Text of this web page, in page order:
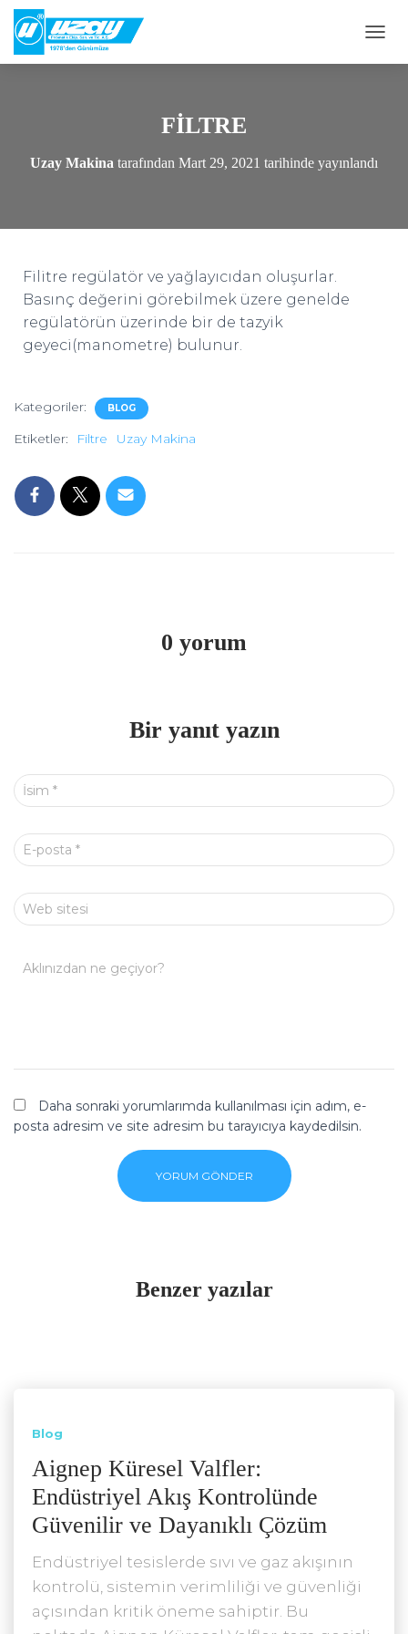
E
Ç
FİLTRE
Uzay Makina tarafından Mart 29, 2021 tarihinde yayınlandı
Filitre regülatör ve yağlayıcıdan oluşurlar.
Basınç değerini görebilmek üzere genelde
regülatörün üzerinde bir de tazyik
geyeci(manometre) bulunur.
Kategoriler: BLOG
Etiketler: Filtre Uzay Makina
0 yorum
Bir yanıt yazın
İsim *
E-posta *
Web sitesi
Aklınızdan ne geçiyor?
Daha sonraki yorumlarımda kullanılması için adım, e-
posta adresim ve site adresim bu tarayıcıya kaydedilsin.
Benzer yazılar
Blog
Aignep Küresel Valfler:
Endüstriyel Akış Kontrolünde
Güvenilir ve Dayanıklı Çözüm
Endüstriyel tesislerde sıvı ve gaz akışının
kontrolü, sistemin verimliliği ve güvenliği
açısından kritik öneme sahiptir. Bu